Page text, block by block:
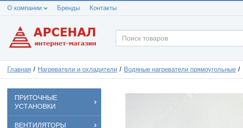
О компании Бренды Контакты
Главная Нагреватели и охладители Водяные нагреватели прямоугольные
ПРИТОЧНЫЕ
УСТАНОВКИ
ВЕНТИЛЯТОРЫ